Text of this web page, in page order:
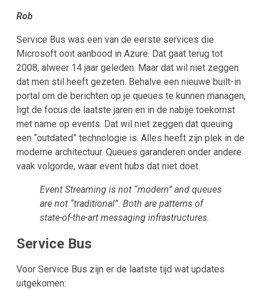
Rob
Service Bus was een van de eerste services die
Microsoft ooit aanbood in Azure. Dat gaat terug tot
2008, alweer 14 jaar geleden. Maar dat wil niet zeggen
dat men stil heeft gezeten. Behalve een nieuwe built-in
portal om de berichten op je queues te kunnen managen,
ligt de focus de laatste jaren en in de nabije toekomst
met name op events. Dat wil niet zeggen dat queuing
een “outdated” technologie is. Alles heeft zijn plek in de
moderne architectuur. Queues garanderen onder andere
vaak volgorde, waar event hubs dat niet doet.
Event Streaming is not “modern” and queues
are not “traditional”. Both are patterns of
state-of-the-art messaging infrastructures.
Service Bus
Voor Service Bus zijn er de laatste tijd wat updates
uitgekomen: